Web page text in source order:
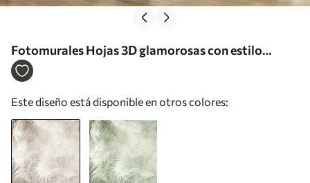
Fotomurales Hojas 3D glamorosas con estilo
grunge Nr. u73583
Este diseño está disponible en otros colores: